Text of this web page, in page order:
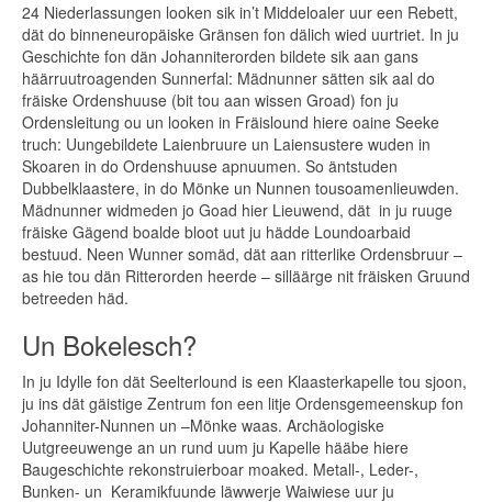
24 Niederlassungen looken sik in’t Middeloaler uur een Rebett,
dät do binneneuropäiske Gränsen fon dälich wied uurtriet. In ju
Geschichte fon dän Johanniterorden bildete sik aan gans
häärruutroagenden Sunnerfal: Mädnunner sätten sik aal do
fräiske Ordenshuuse (bit tou aan wissen Groad) fon ju
Ordensleitung ou un looken in Fräislound hiere oaine Seeke
truch: Uungebildete Laienbruure un Laiensustere wuden in
Skoaren in do Ordenshuuse apnuumen. So äntstuden
Dubbelklaastere, in do Mönke un Nunnen tousoamenlieuwden.
Mädnunner widmeden jo Goad hier Lieuwend, dät in ju ruuge
fräiske Gägend boalde bloot uut ju hädde Loundoarbaid
bestuud. Neen Wunner somäd, dät aan ritterlike Ordensbruur –
as hie tou dän Ritterorden heerde – silläärge nit fräisken Gruund
betreeden häd.
Un Bokelesch?
In ju Idylle fon dät Seelterlound is een Klaasterkapelle tou sjoon,
ju ins dät gäistige Zentrum fon een litje Ordensgemeenskup fon
Johanniter-Nunnen un –Mönke waas. Archäologiske
Uutgreeuwenge an un rund uum ju Kapelle hääbe hiere
Baugeschichte rekonstruierboar moaked. Metall-, Leder-,
Bunken- un Keramikfuunde läwwerje Waiwiese uur ju